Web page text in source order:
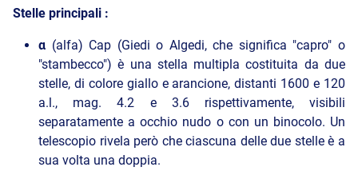
Stelle principali :
α (alfa) Cap (Giedi o Algedi, che significa "capro" o
"stambecco") è una stella multipla costituita da due
stelle, di colore giallo e arancione, distanti 1600 e 120
a.l., mag. 4.2 e 3.6 rispettivamente, visibili
separatamente a occhio nudo o con un binocolo. Un
telescopio rivela però che ciascuna delle due stelle è a
sua volta una doppia.